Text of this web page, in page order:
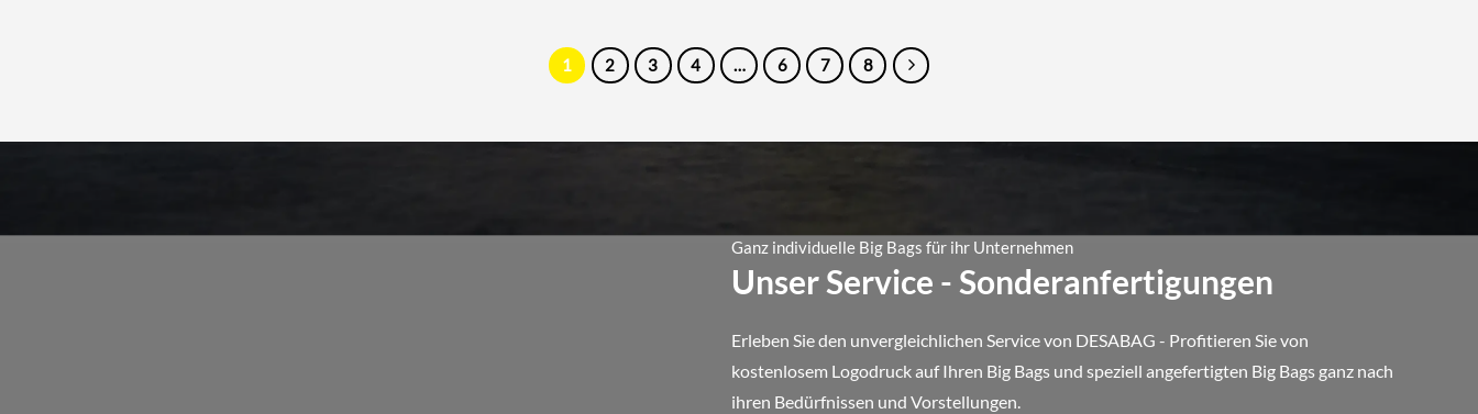
1 2 3 4 … 6 7 8
Ganz individuelle Big Bags für ihr Unternehmen
Unser Service - Sonderanfertigungen
Erleben Sie den unvergleichlichen Service von DESABAG - Profitieren Sie von
kostenlosem Logodruck auf Ihren Big Bags und speziell angefertigten Big Bags ganz nach
ihren Bedürfnissen und Vorstellungen.